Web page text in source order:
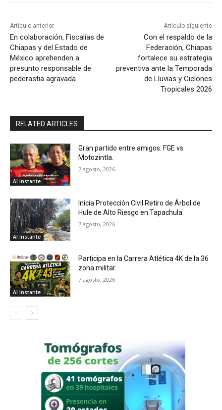
Artículo anterior
En colaboración, Fiscalías de
Chiapas y del Estado de
México aprehenden a
presunto responsable de
pederastia agravada
Artículo siguiente
Con el respaldo de la
Federación, Chiapas
fortalece su estrategia
preventiva ante la Temporada
de Lluvias y Ciclones
Tropicales 2026
RELATED ARTICLES
Al Instante
Gran partido entre amigos: FGE vs
Motozintla.
7 agosto, 2026
Al Instante
Inicia Protección Civil Retiro de Árbol de
Hule de Alto Riesgo en Tapachula.
7 agosto, 2026
Al Instante
Participa en la Carrera Atlética 4K de la 36
zona militar.
7 agosto, 2026